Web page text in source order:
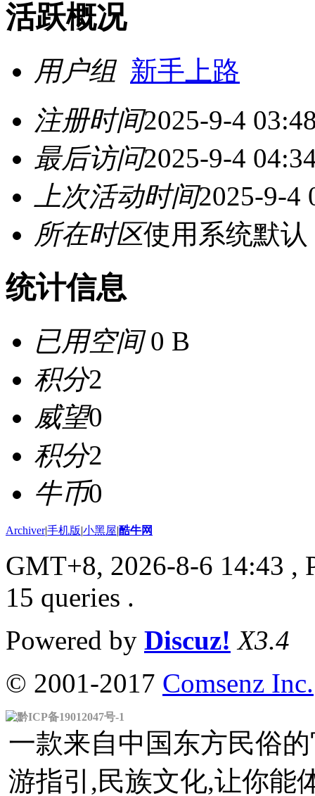
活跃概况
用户组 新手上路
注册时间2025-9-4
最后访问2025-9-4
上次活动时间2025-9-4
所在时区使用系统默认
统计信息
已用空间0 B
积分2
威望0
积分2
牛币0
Archiver|手机版|小黑屋|酷牛网
GMT+8, 2026-8-6 14:43 ,
15 queries .
Powered by Discuz! X3.4
© 2001-2017 Comsenz Inc.
黔ICP备19012047号-1
一款来自中国东方民俗
游指引,民族文化,让你能